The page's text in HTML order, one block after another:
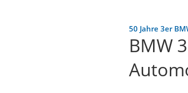
50 Jahre 3er
BMW